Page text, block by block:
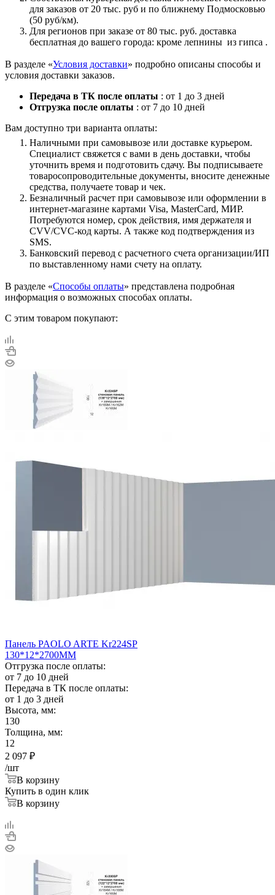
для заказов от 20 тыс. руб и по ближнему Подмосковью
(50 руб/км).
Для регионов при заказе от 80 тыс. руб. доставка
бесплатная до вашего города: кроме лепнины из гипса .
В разделе «Условия доставки» подробно описаны способы и
условия доставки заказов.
Передача в ТК после оплаты : от 1 до 3 дней
Отгрузка после оплаты : от 7 до 10 дней
Вам доступно три варианта оплаты:
Наличными при самовывозе или доставке курьером.
Специалист свяжется с вами в день доставки, чтобы
уточнить время и подготовить сдачу. Вы подписываете
товаросопроводительные документы, вносите денежные
средства, получаете товар и чек.
Безналичный расчет при самовывозе или оформлении в
интернет-магазине картами Visa, MasterCard, МИР.
Потребуются номер, срок действия, имя держателя и
CVV/CVC-код карты. А также код подтверждения из
SMS.
Банковский перевод с расчетного счета организации/ИП
по выставленному нами счету на оплату.
В разделе «Способы оплаты» представлена подробная
информация о возможных способах оплаты.
С этим товаром покупают:
Панель PAOLO ARTE Kr224SP
130*12*2700ММ
Отгрузка после оплаты:
от 7 до 10 дней
Передача в ТК после оплаты:
от 1 до 3 дней
Высота, мм:
130
Толщина, мм:
12
2 097 ₽
/шт
В корзину
Купить в один клик
В корзину